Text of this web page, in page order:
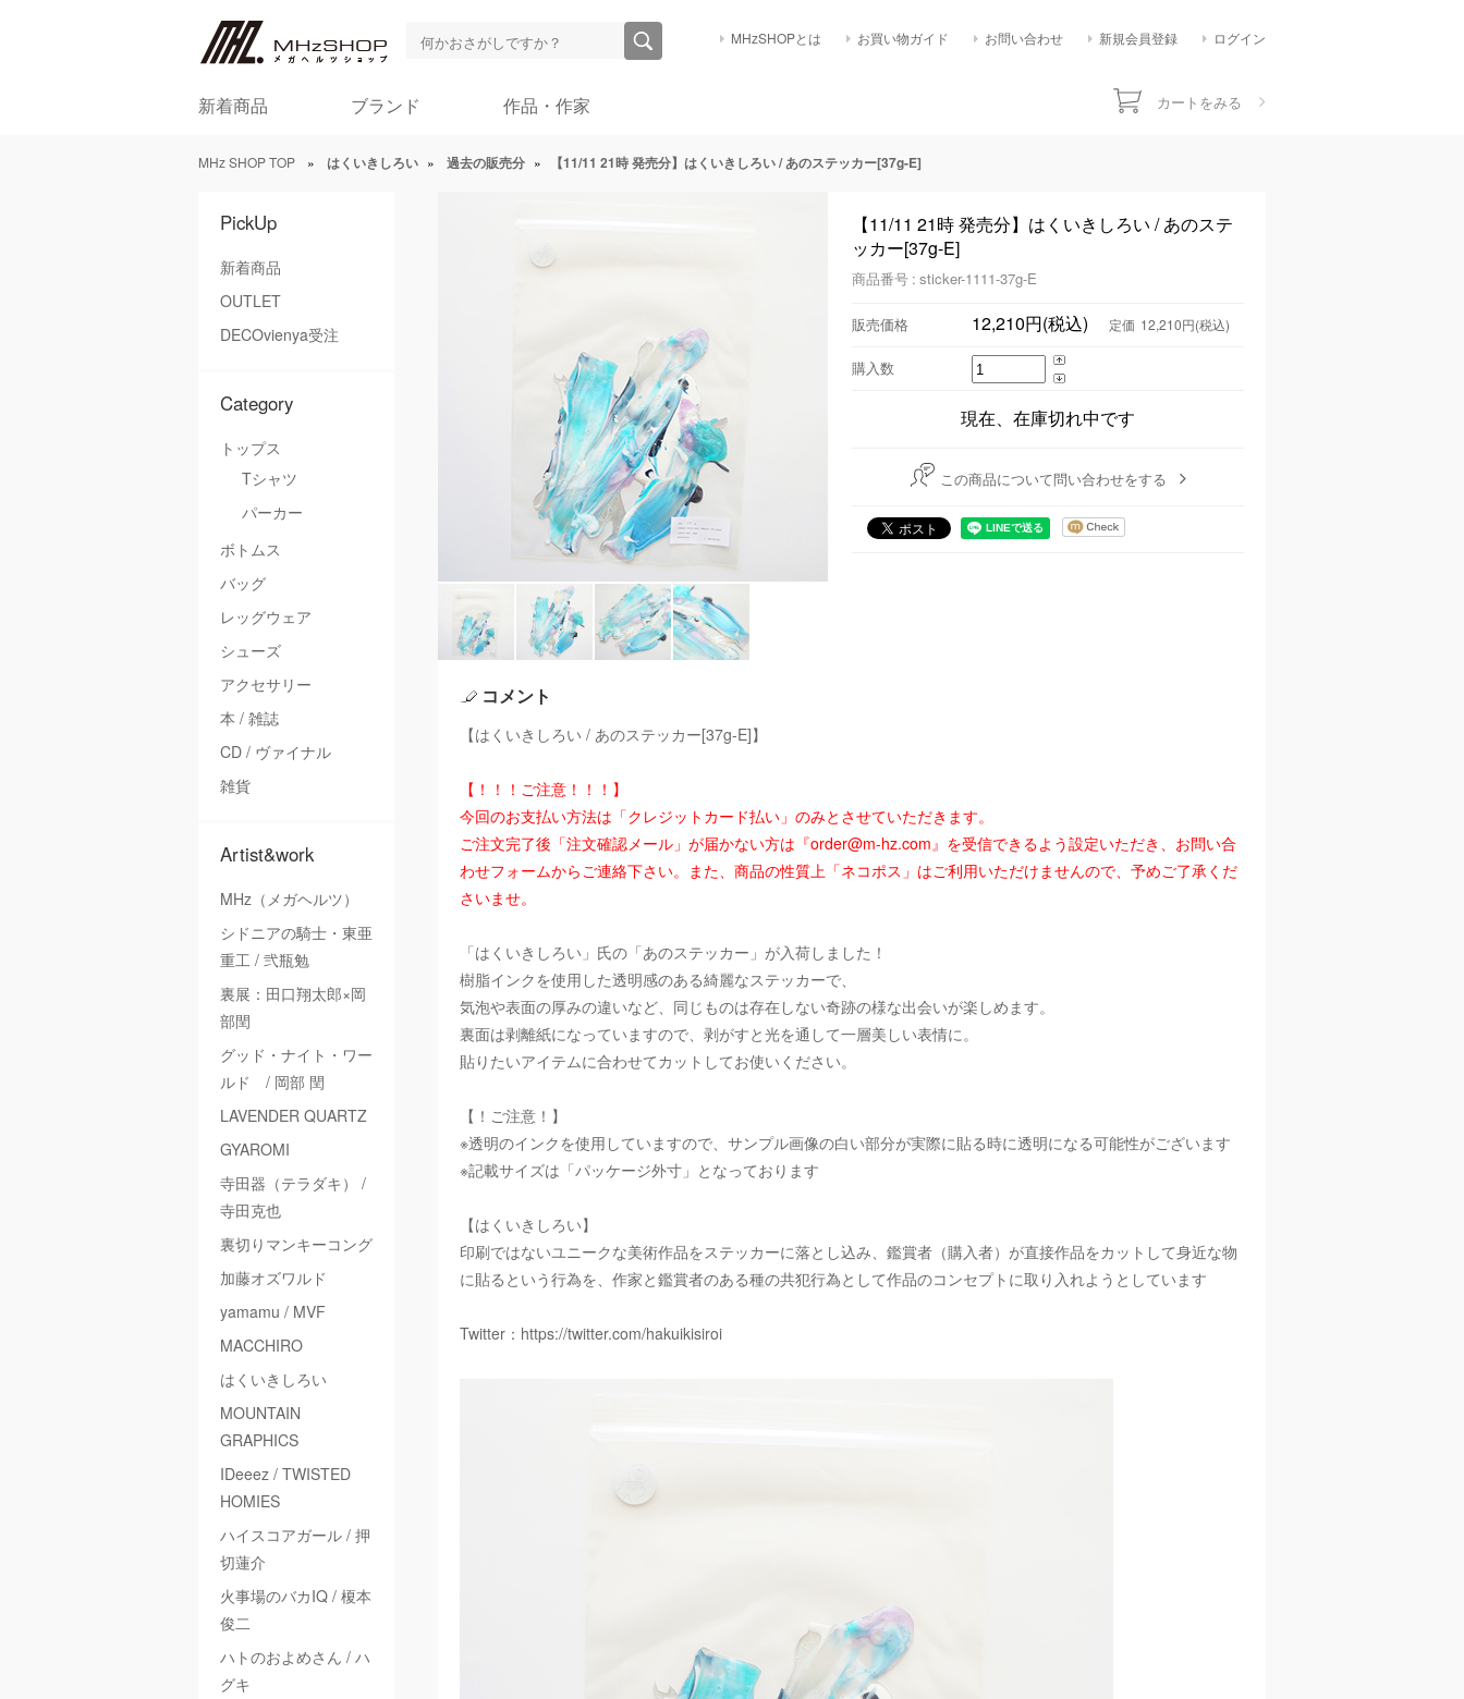
MHzSHOPとは お買い物ガイド お問い合わせ 新規会員登録 ログイン
新着商品 ブランド 作品・作家 カートをみる
MHz SHOP TOP » はくいきしろい » 過去の販売分 » 【11/11 21時 発売分】はくいきしろい / あのステッカー[37g-E]
PickUp
新着商品
OUTLET
DECOvienya受注
Category
トップス
Tシャツ
パーカー
ボトムス
バッグ
レッグウェア
シューズ
アクセサリー
本 / 雑誌
CD / ヴァイナル
雑貨
Artist&work
MHz（メガヘルツ）
シドニアの騎士・東亜
重工 / 弐瓶勉
裏展：田口翔太郎×岡
部閏
グッド・ナイト・ワー
ルド / 岡部 閏
LAVENDER QUARTZ
GYAROMI
寺田器（テラダキ） /
寺田克也
裏切りマンキーコング
加藤オズワルド
yamamu / MVF
MACCHIRO
はくいきしろい
MOUNTAIN
GRAPHICS
IDeeez / TWISTED
HOMIES
ハイスコアガール / 押
切蓮介
火事場のバカIQ / 榎本
俊二
ハトのおよめさん / ハ
グキ
【11/11 21時 発売分】はくいきしろい / あのステ
ッカー[37g-E]
商品番号 : sticker-1111-37g-E
販売価格 12,210円(税込) 定価 12,210円(税込)
購入数
現在、在庫切れ中です
この商品について問い合わせをする
コメント
【はくいきしろい / あのステッカー[37g-E]】
【！！！ご注意！！！】
今回のお支払い方法は「クレジットカード払い」のみとさせていただきます。
ご注文完了後「注文確認メール」が届かない方は『order@m-hz.com』を受信できるよう設定いただき、お問い合
わせフォームからご連絡下さい。また、商品の性質上「ネコポス」はご利用いただけませんので、予めご了承くだ
さいませ。
「はくいきしろい」氏の「あのステッカー」が入荷しました！
樹脂インクを使用した透明感のある綺麗なステッカーで、
気泡や表面の厚みの違いなど、同じものは存在しない奇跡の様な出会いが楽しめます。
裏面は剥離紙になっていますので、剥がすと光を通して一層美しい表情に。
貼りたいアイテムに合わせてカットしてお使いください。
【！ご注意！】
※透明のインクを使用していますので、サンプル画像の白い部分が実際に貼る時に透明になる可能性がございます
※記載サイズは「パッケージ外寸」となっております
【はくいきしろい】
印刷ではないユニークな美術作品をステッカーに落とし込み、鑑賞者（購入者）が直接作品をカットして身近な物
に貼るという行為を、作家と鑑賞者のある種の共犯行為として作品のコンセプトに取り入れようとしています
Twitter： https://twitter.com/hakuikisiroi